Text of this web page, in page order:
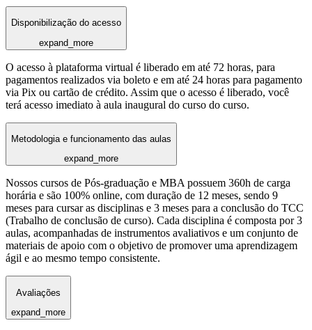
Disponibilização do acesso
expand_more
O acesso à plataforma virtual é liberado em até 72 horas, para
pagamentos realizados via boleto e em até 24 horas para pagamento
via Pix ou cartão de crédito. Assim que o acesso é liberado, você
terá acesso imediato à aula inaugural do curso do curso.
Metodologia e funcionamento das aulas
expand_more
Nossos cursos de Pós-graduação e MBA possuem 360h de carga
horária e são 100% online, com duração de 12 meses, sendo 9
meses para cursar as disciplinas e 3 meses para a conclusão do TCC
(Trabalho de conclusão de curso). Cada disciplina é composta por 3
aulas, acompanhadas de instrumentos avaliativos e um conjunto de
materiais de apoio com o objetivo de promover uma aprendizagem
ágil e ao mesmo tempo consistente.
Avaliações
expand_more